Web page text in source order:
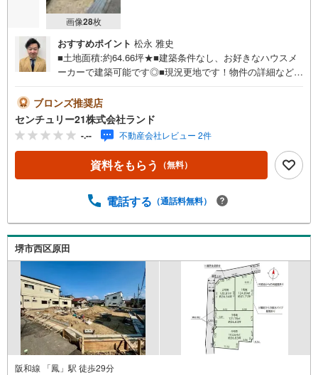
画像28枚
おすすめポイント 松永 雅史
■土地面積:約64.66坪★■建築条件なし、お好きなハウスメ
ーカーで建築可能です◎■現況更地です！物件の詳細などお
ついて＞●センチュリー21ランド北花田本店は・・・ お
客様のニーズに寄り添い、大切なお住まいのご購入に最後
まで伴走いたします！●リフォームのご相談も承っておりま
す。●購入・売却・ローンのご相談・・・なんでもお気軽に
ご相談くださいませ！〇大阪メトロ御堂筋線「北花田」駅
より徒歩約10分！○JR阪和線「浅香」駅より徒歩約8分！〇
業）事前にご連絡いただけますと、スムーズにご案内が可
ブロンズ推奨店
センチュリー21株式会社ランド
-.-- 不動産会社レビュー 2件
資料をもらう （無料）
電話する （通話料無料）
堺市西区原田
阪和線 「鳳」駅 徒歩29分